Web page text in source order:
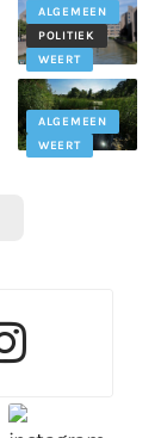
ALGEMEEN
POLITIEK
WEERT
ALGEMEEN
WEERT